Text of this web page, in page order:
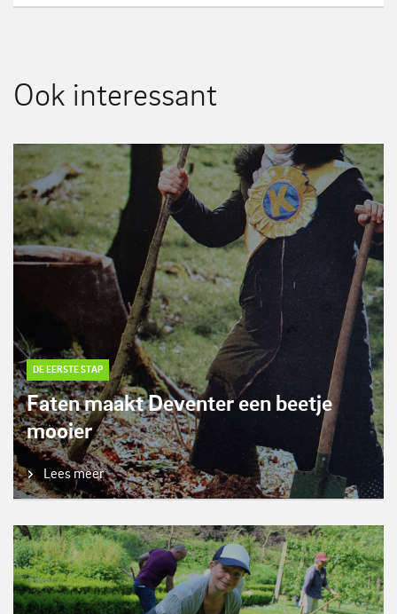
Ook interessant
DE EERSTE STAP
Faten maakt Deventer een beetje
mooier
Lees meer